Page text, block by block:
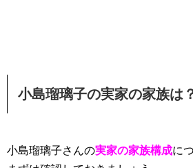
小島瑠璃子の実家の家族は
小島瑠璃子さんの実家の家族構成に